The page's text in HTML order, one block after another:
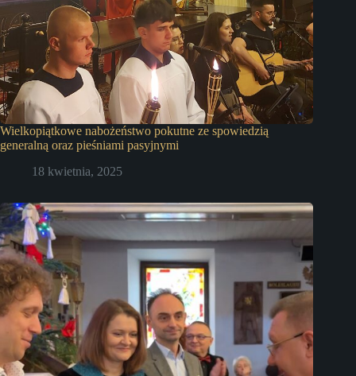
Wielkopiątkowe nabożeństwo pokutne ze spowiedzią
generalną oraz pieśniami pasyjnymi
18 kwietnia, 2025